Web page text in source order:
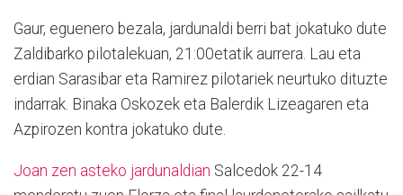
Gaur, eguenero bezala, jardunaldi berri bat jokatuko dute
Zaldibarko pilotalekuan, 21:00etatik aurrera. Lau eta
erdian Sarasibar eta Ramirez pilotariek neurtuko dituzte
indarrak. Binaka Oskozek eta Balerdik Lizeagaren eta
Azpirozen kontra jokatuko dute.
Joan zen asteko jardunaldian Salcedok 22-14